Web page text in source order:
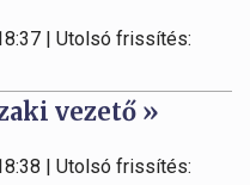
| Utolsó frissítés:
vezető »
| Utolsó frissítés: